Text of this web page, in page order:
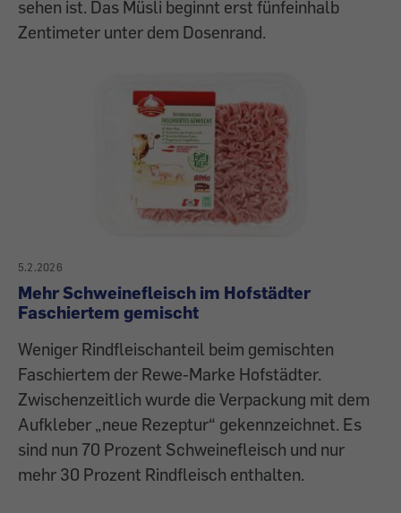
sehen ist. Das Müsli beginnt erst fünfeinhalb
Zentimeter unter dem Dosenrand.
5.2.2026
Mehr Schweinefleisch im Hofstädter
Faschiertem gemischt
Weniger Rindfleischanteil beim gemischten
Faschiertem der Rewe-Marke Hofstädter.
Zwischenzeitlich wurde die Verpackung mit dem
Aufkleber „neue Rezeptur“ gekennzeichnet. Es
sind nun 70 Prozent Schweinefleisch und nur
mehr 30 Prozent Rindfleisch enthalten.